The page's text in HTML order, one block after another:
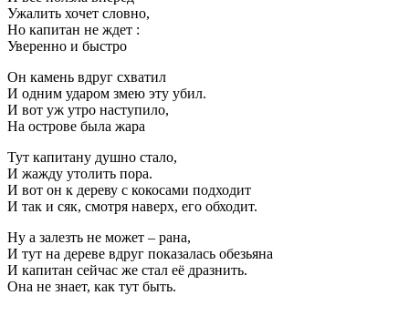
Ужалить хочет словно,
Но капитан не ждет :
Уверенно и быстро
Он камень вдруг схватил
И одним ударом змею эту убил.
И вот уж утро наступило,
На острове была жара
Тут капитану душно стало,
И жажду утолить пора.
И вот он к дереву с кокосами подходит
И так и сяк, смотря наверх, его обходит.
Ну а залезть не может – рана,
И тут на дереве вдруг показалась обезьяна
И капитан сейчас же стал её дразнить.
Она не знает, как тут быть.